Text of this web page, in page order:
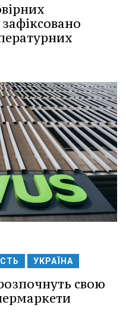
УКРАЇНА
свою